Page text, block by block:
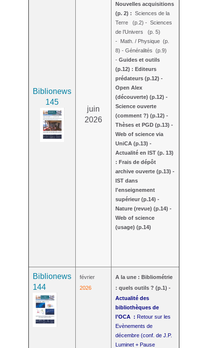
Biblionews
145
juin
2026
Nouvelles acquisitions
(p. 2) : Sciences de la
Terre (p.2) - Sciences
de l’Univers (p. 5)
- Math. / Physique (p.
8) - Généralités (p.9)
- Guides et outils
(p.12) : Editeurs
prédateurs (p.12) -
Open Alex
(découverte) (p.12) -
Science ouverte
(comment ?) (p.12) -
Thèses et PGD (p.13) -
Web of science via
UniCA (p.13) -
Actualité en IST (p. 13)
: Frais de dépôt
archive ouverte (p.13) -
IST dans
l'enseignement
supérieur (p.14) -
Nature (revue) (p.14) -
Web of science
(usage) (p.14)
Biblionews
144
février
2026
A la une : Bibliométrie
: quels outils ? (p.1) -
Actualité des
bibliothèques de
l’OCA : Retour sur les
Evènements de
décembre (conf. de J.P.
Luminet + Pause